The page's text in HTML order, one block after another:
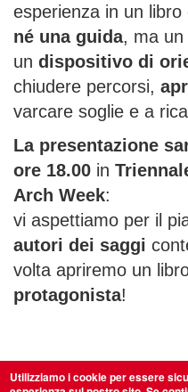
esperienza in un libro
né una guida, ma un
un dispositivo di
chiudere percorsi,
varcare soglie e a
La presentazione
ore 18.00 in
Arch Week:
vi aspettiamo per il
autori dei saggi
volta apriremo un
protagonista!
Utilizziamo i cookie per essere